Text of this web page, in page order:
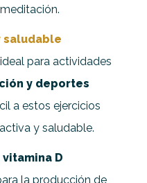
saludable
para actividades
y deportes
a estos ejercicios
y saludable.
D
la producción de